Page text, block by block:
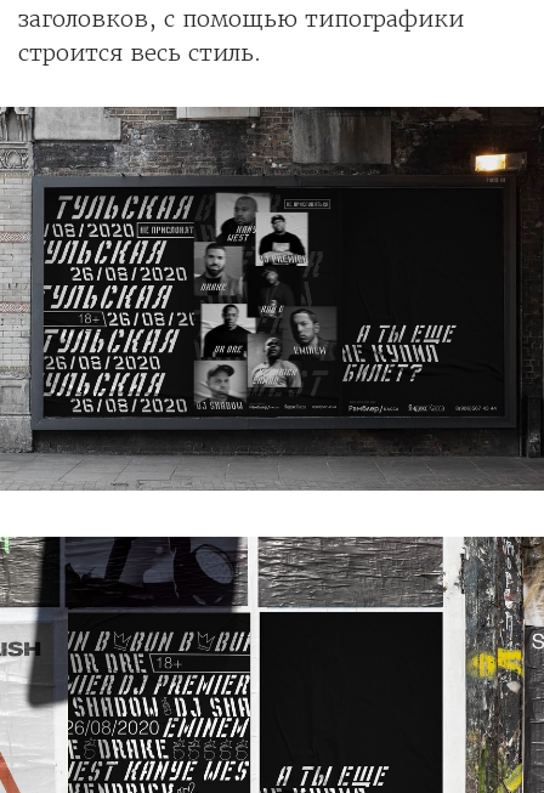
заголовков, с помощью типографики
строится весь стиль.